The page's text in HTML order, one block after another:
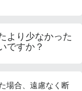
より少なかった
ですか？
場合、遠慮なく断